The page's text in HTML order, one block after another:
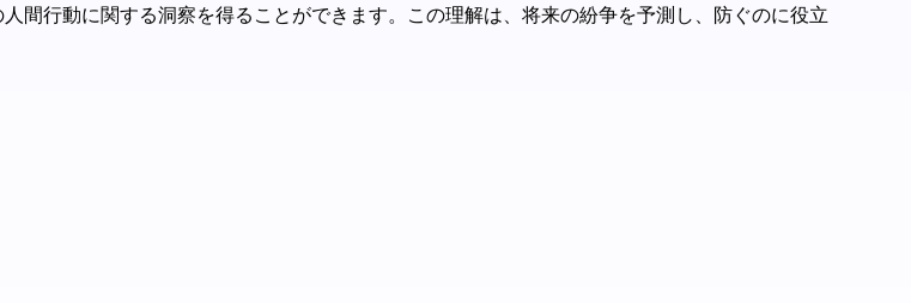
間行動に関する洞察を得ることができます。この理解は、将来の紛争を予測し、防ぐのに役立